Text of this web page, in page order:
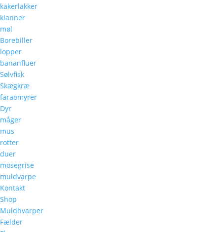
kakerlakker
klanner
møl
Borebiller
lopper
bananfluer
Sølvfisk
Skægkræ
faraomyrer
Dyr
måger
mus
rotter
duer
mosegrise
muldvarpe
Kontakt
Shop
Muldhvarper
Fælder